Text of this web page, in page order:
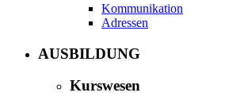
Kommunikation
Adressen
AUSBILDUNG
Kurswesen